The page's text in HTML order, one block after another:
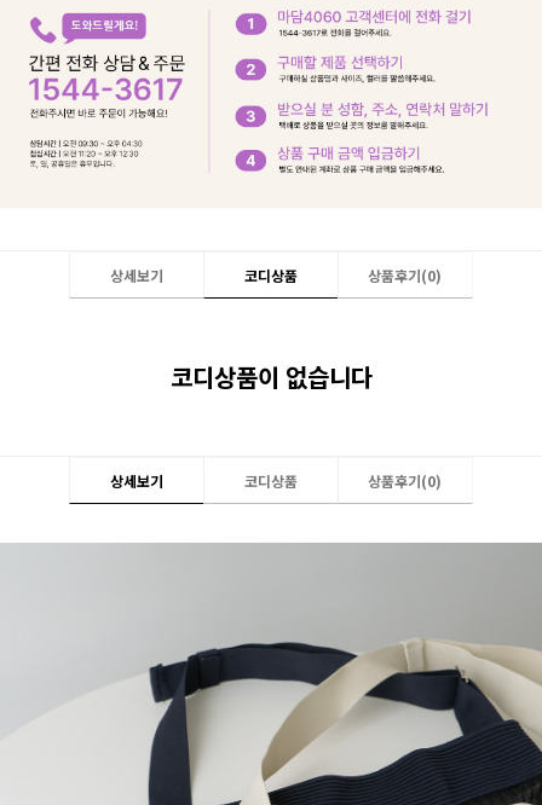
상세보기 코디상품 상품후기(0)
코디상품이 없습니다
상세보기 코디상품 상품후기(0)